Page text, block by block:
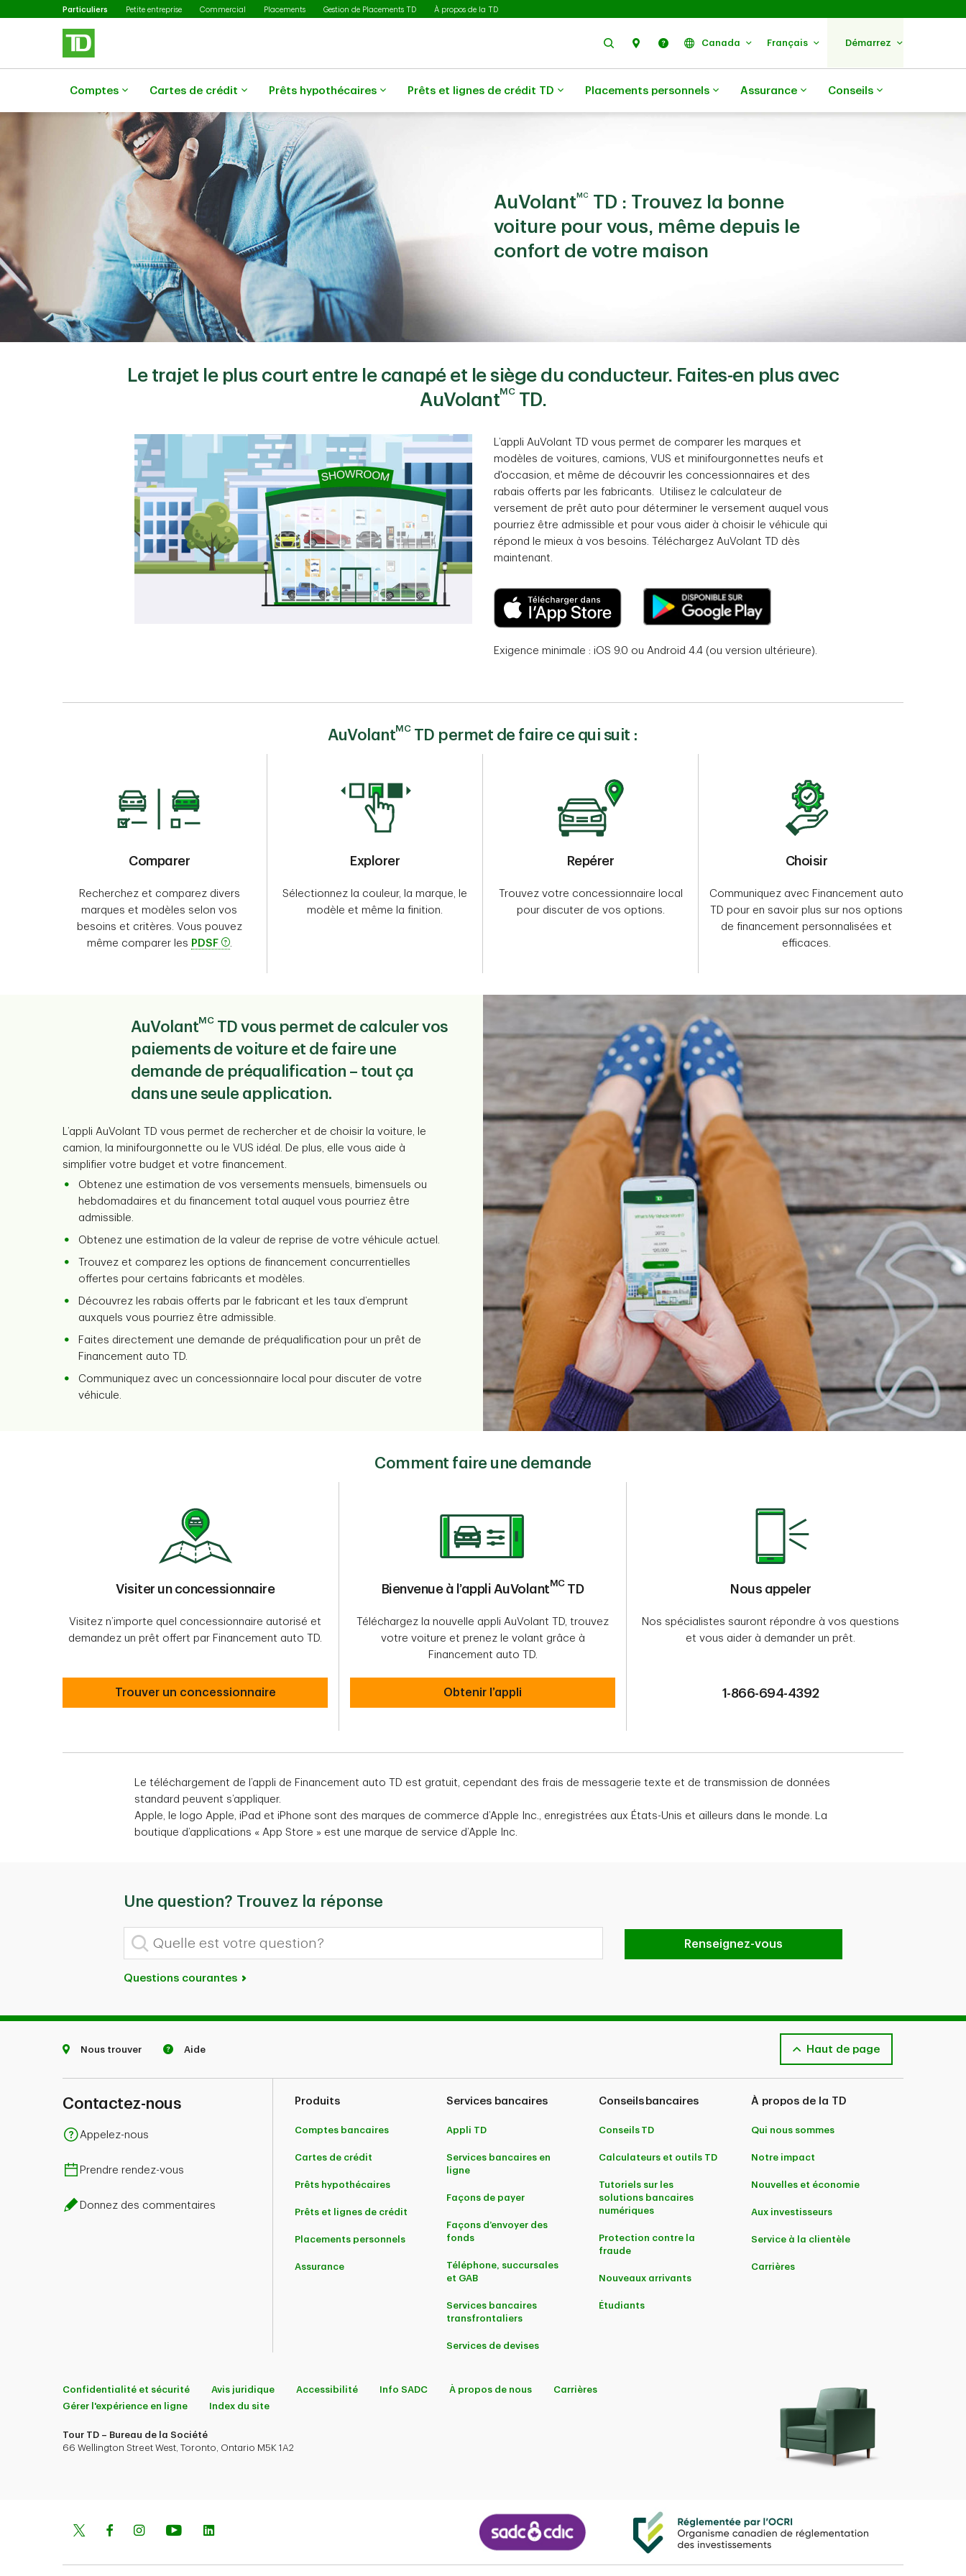
Passer au contenu principal
Particuliers Sélectionné
Petite entreprise Commercial Placements Gestion de Placements TD À propos de la TD
RechercherNous trouver
Aide Canada Français Démarrez
Comptes Cartes de crédit Prêts hypothécaires Prêts et lignes de crédit TD Placements personnels Assurance Conseils
AuVolant MC
TD : Trouvez la bonne
voiture pour vous, même depuis le
confort de votre maison
Le trajet le plus court entre le canapé et le siège du conducteur. Faites-en plus avec
AuVolantMC TD.
L’appli AuVolant TD vous permet de comparer les marques et
modèles de voitures, camions, VUS et minifourgonnettes neufs et
d'occasion, et même de découvrir les concessionnaires et des
rabais offerts par les fabricants. Utilisez le calculateur de
versement de prêt auto pour déterminer le versement auquel vous
pourriez être admissible et pour vous aider à choisir le véhicule qui
répond le mieux à vos besoins. Téléchargez AuVolant TD dès
maintenant.
Exigence minimale : iOS 9.0 ou Android 4.4 (ou version ultérieure).
AuVolantMCTD permet de faire ce qui suit :
Comparer
Recherchez et comparez divers
marques et modèles selon vos
besoins et critères. Vous pouvez
même comparer les PDSF .
Explorer
Sélectionnez la couleur, la marque, le
modèle et même la finition.
Repérer
Trouvez votre concessionnaire local
pour discuter de vos options.
Choisir
Communiquez avec Financement auto
TD pour en savoir plus sur nos options
de financement personnalisées et
efficaces.
AuVolantMCTD vous permet de calculer vos
paiements de voiture et de faire une
demande de préqualification – tout ça
dans une seule application.
L’appli AuVolant TD vous permet de rechercher et de choisir la voiture, le
camion, la minifourgonnette ou le VUS idéal. De plus, elle vous aide à
simplifier votre budget et votre financement.
Obtenez une estimation de vos versements mensuels, bimensuels ou
hebdomadaires et du financement total auquel vous pourriez être
admissible.
Obtenez une estimation de la valeur de reprise de votre véhicule actuel.
Trouvez et comparez les options de financement concurrentielles
offertes pour certains fabricants et modèles.
Découvrez les rabais offerts par le fabricant et les taux d’emprunt
auxquels vous pourriez être admissible.
Faites directement une demande de préqualification pour un prêt de
Financement auto TD.
Communiquez avec un concessionnaire local pour discuter de votre
véhicule.
Comment faire une demande
Visiter un concessionnaire
Visitez n’importe quel concessionnaire autorisé et
demandez un prêt offert par Financement auto TD.
Visiter un concessionnaire
Trouver un concessionnaire
Bienvenue à l’appli AuVolantMC TD
Téléchargez la nouvelle appli AuVolant TD, trouvez
votre voiture et prenez le volant grâce à
Financement auto TD.
Bienvenue à l’appli AuVolantMC TD
Obtenir l’appli
Nous appeler
Nos spécialistes sauront répondre à vos questions
et vous aider à demander un prêt.
1-866-694-4392
Le téléchargement de l’appli de Financement auto TD est gratuit, cependant des frais de messagerie texte et de transmission de données
standard peuvent s’appliquer.
Apple, le logo Apple, iPad et iPhone sont des marques de commerce d’Apple Inc., enregistrées aux États-Unis et ailleurs dans le monde. La
boutique d’applications « App Store » est une marque de service d’Apple Inc.
Une question? Trouvez la réponse
Quelle est votre question?
Renseignez-vous
Questions courantes
Nous trouver Aide Haut de page
Contactez-nous
Appelez-nous
Prendre rendez-vous
Donnez des commentaires
Produits
Comptes bancaires
Cartes de crédit
Prêts hypothécaires
Prêts et lignes de crédit
Placements personnels
Assurance
Services bancaires
Appli TD
Services bancaires en
ligne
Façons de payer
Façons d’envoyer des
fonds
Téléphone, succursales
et GAB
Services bancaires
transfrontaliers
Services de devises
Conseils bancaires
Conseils TD
Calculateurs et outils TD
Tutoriels sur les
solutions bancaires
numériques
Protection contre la
fraude
Nouveaux arrivants
Étudiants
À propos de la TD
Qui nous sommes
Notre impact
Nouvelles et économie
Aux investisseurs
Service à la clientèle
Carrières
Confidentialité et sécurité Avis juridique Accessibilité Info SADC À propos de nous
Carrières
Gérer l'expérience en ligne
Index du site
Tour TD – Bureau de la Société
66 Wellington Street West, Toronto, Ontario M5K 1A2